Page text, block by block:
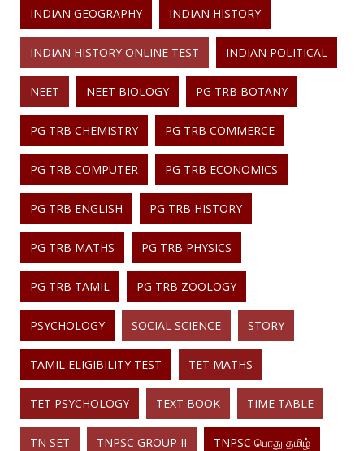
INDIAN GEOGRAPHY INDIAN HISTORY
INDIAN HISTORY ONLINE TEST INDIAN POLITICAL
NEET NEET BIOLOGY PG TRB BOTANY
PG TRB CHEMISTRY PG TRB COMMERCE
PG TRB COMPUTER PG TRB ECONOMICS
PG TRB ENGLISH PG TRB HISTORY
PG TRB MATHS PG TRB PHYSICS
PG TRB TAMIL PG TRB ZOOLOGY
PSYCHOLOGY SOCIAL SCIENCE STORY
TAMIL ELIGIBILITY TEST TET MATHS
TET PSYCHOLOGY TEXT BOOK TIME TABLE
TN SET TNPSC GROUP II TNPSC பொது தமிழ்